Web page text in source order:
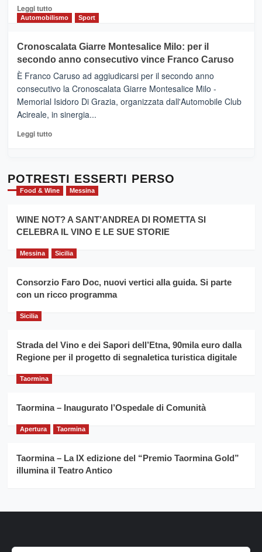
Gusto,
il
tra
sapori
vicoli
medievali
Leggi tuttoLeggi
di
Mondello
(Palermo)
–
“E
adesso
Pasta
–
Sicilia
l’
evento
per
la
filiera
grano
Automobilismo Sport
Cronoscalata Giarre Montesalice Milo: per il
secondo anno consecutivo vince Franco Caruso
È Franco Caruso ad aggiudicarsi per il secondo anno
consecutivo la Cronoscalata Giarre Montesalice Milo -
Memorial Isidoro Di Grazia, organizzata dall'Automobile Club
Acireale, in sinergia...
Leggi tuttoLeggi
Cronoscalata
Giarre
Montesalice
per
il
anno
Franco
Caruso
POTRESTI ESSERTI PERSO
Food & Wine Messina
WINE NOT? A SANT’ANDREA DI ROMETTA SI
CELEBRA IL VINO E LE SUE STORIE
Messina Sicilia
Consorzio Faro Doc, nuovi vertici alla guida. Si parte
con un ricco programma
Sicilia
Strada del Vino e dei Sapori dell’Etna, 90mila euro dalla
Regione per il progetto di segnaletica turistica digitale
Taormina
Taormina – Inaugurato l’Ospedale di Comunità
Apertura Taormina
Taormina – La IX edizione del “Premio Taormina Gold”
illumina il Teatro Antico